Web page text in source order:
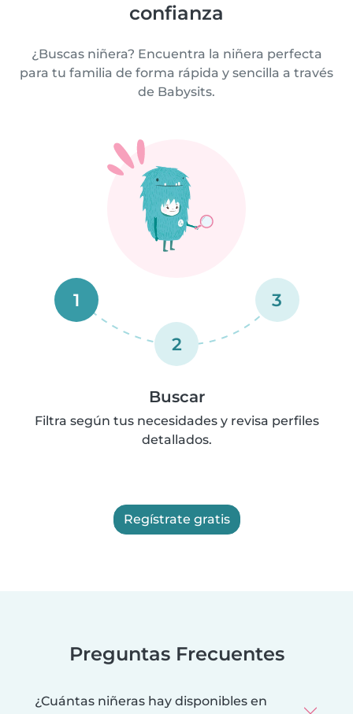
confianza
¿Buscas niñera? Encuentra la niñera perfecta
para tu familia de forma rápida y sencilla a través
de Babysits.
1
2
3
Buscar
Filtra según tus necesidades y revisa perfiles
detallados.
Regístrate gratis
Preguntas Frecuentes
¿Cuántas niñeras hay disponibles en